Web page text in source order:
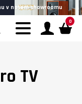
v našem showroomu
0
TV